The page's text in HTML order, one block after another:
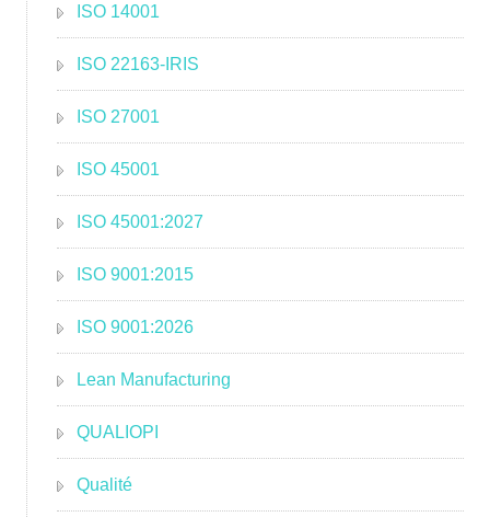
ISO 14001
ISO 22163-IRIS
ISO 27001
ISO 45001
ISO 45001:2027
ISO 9001:2015
ISO 9001:2026
Lean Manufacturing
QUALIOPI
Qualité